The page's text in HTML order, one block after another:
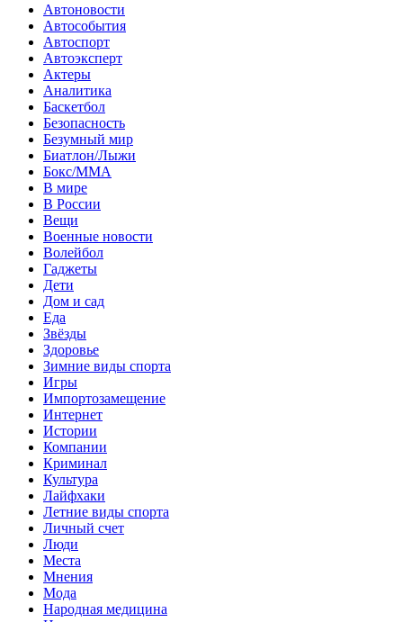
Автоновости
Автособытия
Автоспорт
Автоэксперт
Актеры
Аналитика
Баскетбол
Безопасность
Безумный мир
Биатлон/Лыжи
Бокс/MMA
В мире
В России
Вещи
Военные новости
Волейбол
Гаджеты
Дети
Дом и сад
Еда
Звёзды
Здоровье
Зимние виды спорта
Игры
Импортозамещение
Интернет
Истории
Компании
Криминал
Культура
Лайфхаки
Летние виды спорта
Личный счет
Люди
Места
Мнения
Мода
Народная медицина